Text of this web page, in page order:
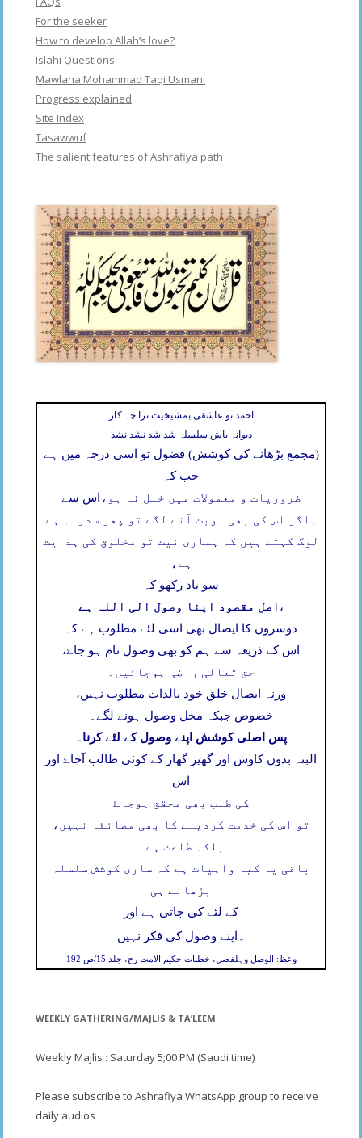
For the seeker
How to develop Allah’s love?
Islahi Questions
Mawlana Mohammad Taqi Usmani
Progress explained
Site Index
Tasawwuf
The salient features of Ashrafiya path
احمد تو عاشقی بمشیخیت ترا چہ کار
دیوانہ باش سلسلہ شد شد نشد نشد
(مجمع بڑھانے کی کوشش) فضول تو اسی درجہ میں ہے
جب کہ
اس سے ضروریات و معمولات میں خلل نہ ہو،
اگر اس کی بھی نوبت آنے لگے تو پھر سدراہ ہے
لوگ کہتے ہیں کہ ہماری نیت تو مخلوق کی ہدایت
ہے،
سو یاد رکھو کہ
اصل مقصود اپنا وصول الی اللہ ہے ،
دوسروں کا ایصال بھی اسی لئے مطلوب ہے کہ
اس کے ذریعہ سے ہم کو بھی وصول تام ہو جاۓ،
حق تعالی راضی ہوجائیں۔
ورنہ ایصال خلق خود بالذات مطلوب نہیں،
خصوص جبکہ مخل وصول ہونے لگے۔
پس اصلی کوشش اپنے وصول کے لئے کرنا۔
البتہ بدون کاوش اور گھیر گھار کے کوئی طالب آجاۓ اور
اس
کی طلب بھی محقق ہوجاۓ
تو اس کی خدمت کردینے کا بھی مضائقہ نہیں،
بلکہ طاعت ہے۔
باقی یہ کیا واہیات ہے کہ ساری کوشش سلسلہ
بڑھانے ہی
کے لئے کی جاتی ہے اور
اپنے وصول کی فکر نہیں ۔
وعظ: الوصل وہلفصل، خطبات حکیم الامت رح، جلد 15/ص 192
WEEKLY GATHERING/MAJLIS & TA’LEEM
Weekly Majlis : Saturday 5;00 PM (Saudi time)
Please subscribe to Ashrafiya WhatsApp group to receive
daily audios